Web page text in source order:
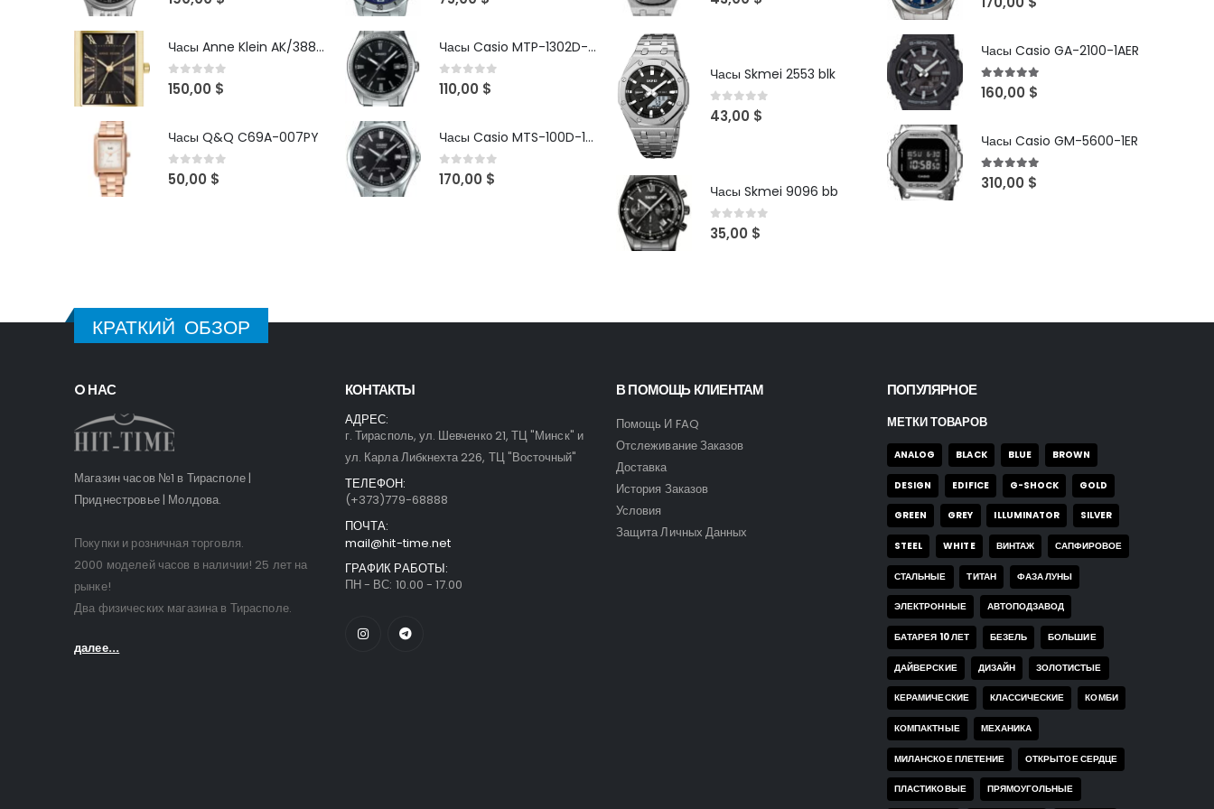
Часы Anne Klein AK/3882BKGB
0out of 5
150,00 $
Часы Q&Q C69A-007PY
0out of 5
50,00 $
Часы Casio MTP-1302D-1A1VDF
0out of 5
110,00 $
Часы Casio MTS-100D-1AV
0out of 5
170,00 $
Часы Skmei 2553 blk
0 out of 5
43,00 $
Часы Skmei 9096 bb
0out of 5
35,00 $
Часы Casio GA-2100-1AER
5out of 5
160,00 $
Часы Casio GM-5600-1ER
5out of 5
310,00 $
КРАТКИЙ ОБЗОР
O НАС
Магазин часов №1 в Тирасполе |
Приднестровье | Молдова.
Покупки и розничная торговля.
2000 моделей часов в наличии! 25 лет на
рынке!
Два физических магазина в Тирасполе.
далее...
КОНТАКТЫ
АДРЕС:
г. Тирасполь, ул. Шевченко 21, ТЦ "Минск" и
ул. Карла Либкнехта 226, ТЦ "Восточный"
ТЕЛЕФОН:
(+373)779-68888
ПОЧТА:
mail@hit-time.net
ГРАФИК РАБОТЫ:
ПН - ВС: 10.00 - 17.00
В ПОМОЩЬ КЛИЕНТАМ
Помощь И FAQ
Отслеживание Заказов
Доставка
История Заказов
Условия
Защита Личных Данных
ПОПУЛЯРНОЕ
МЕТКИ ТОВАРОВ
ANALOG BLACK BLUE BROWN
DESIGN EDIFICE G-SHOCK GOLD
GREEN GREY ILLUMINATOR SILVER
STEEL WHITE ВИНТАЖ САПФИРОВОЕ
СТАЛЬНЫЕ ТИТАН ФАЗА ЛУНЫ
ЭЛЕКТРОННЫЕ АВТОПОДЗАВОД
БАТАРЕЯ 10 ЛЕТ БЕЗЕЛЬ БОЛЬШИЕ
ДАЙВЕРСКИЕ ДИЗАЙН ЗОЛОТИСТЫЕ
КЕРАМИЧЕСКИЕ КЛАССИЧЕСКИЕ КОМБИ
КОМПАКТНЫЕ МЕХАНИКА
МИЛАНСКОЕ ПЛЕТЕНИЕ ОТКРЫТОЕ СЕРДЦЕ
ПЛАСТИКОВЫЕ ПРЯМОУГОЛЬНЫЕ